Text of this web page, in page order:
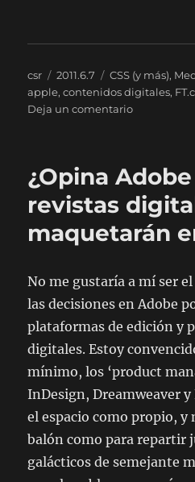
Autor
csr
Publicado
el
2011.6.7 Categorías
CSS (y más),
apple,contenidos digitales,
Deja un comentarioen
intentando
saltarse
el
‘peaje
iTunes’
¿Opina
revistas
maquetarán
No me gustaría a mí ser
las decisiones en Adobe
plataformas de edición y
digitales. Estoy
mínimo, los ‘product
InDesign, Dreamweaver
el espacio como propio, y
balón como para repartir
galácticos de semejante